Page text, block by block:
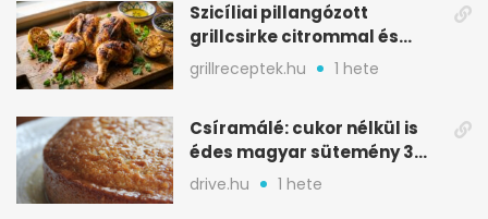
Szicíliai pillangózott
grillcsirke citrommal és
oregánóval
grillreceptek.hu 1 hete
Csíramálé: cukor nélkül is
édes magyar sütemény 3
alapanyagból
drive.hu 1 hete